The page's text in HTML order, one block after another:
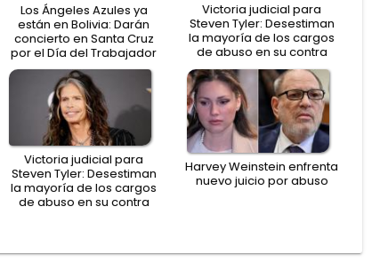
Los Ángeles Azules ya
están en Bolivia: Darán
concierto en Santa Cruz
por el Día del Trabajador
Victoria judicial para
Steven Tyler: Desestiman
la mayoría de los cargos
de abuso en su contra
Victoria judicial para
Steven Tyler: Desestiman
la mayoría de los cargos
de abuso en su contra
Harvey Weinstein enfrenta
nuevo juicio por abuso